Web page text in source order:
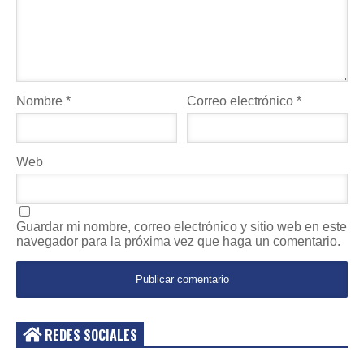
Nombre * Correo electrónico*
Web
Guardar mi nombre, correo electrónico y sitio web en este
navegador para la próxima vez que haga un comentario.
REDES SOCIALES